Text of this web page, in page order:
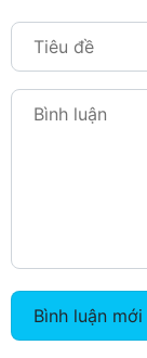
Bình luận mới